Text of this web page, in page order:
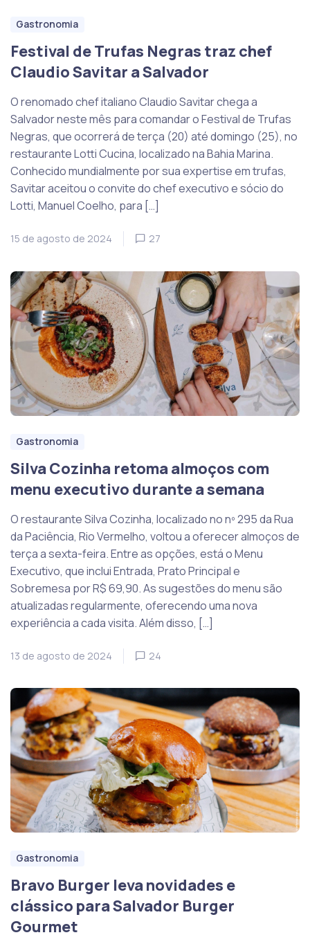
Gastronomia
Festival de Trufas Negras traz chef
Claudio Savitar a Salvador
O renomado chef italiano Claudio Savitar chega a
Salvador neste mês para comandar o Festival de Trufas
Negras, que ocorrerá de terça (20) até domingo (25), no
restaurante Lotti Cucina, localizado na Bahia Marina.
Conhecido mundialmente por sua expertise em trufas,
Savitar aceitou o convite do chef executivo e sócio do
Lotti, Manuel Coelho, para […]
15 de agosto de 2024 27
Gastronomia
Silva Cozinha retoma almoços com
menu executivo durante a semana
O restaurante Silva Cozinha, localizado no nº 295 da Rua
da Paciência, Rio Vermelho, voltou a oferecer almoços de
terça a sexta-feira. Entre as opções, está o Menu
Executivo, que inclui Entrada, Prato Principal e
Sobremesa por R$ 69,90. As sugestões do menu são
atualizadas regularmente, oferecendo uma nova
experiência a cada visita. Além disso, […]
13 de agosto de 2024 24
Gastronomia
Bravo Burger leva novidades e
clássico para Salvador Burger
Gourmet